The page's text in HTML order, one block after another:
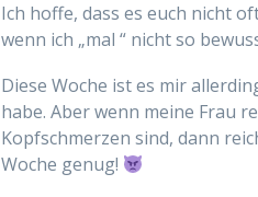
Ich hoffe, dass es euch nicht
wenn ich „mal “ nicht so
Diese Woche ist es mir
habe. Aber wenn meine Frau
Kopfschmerzen sind, dann
Woche genug!